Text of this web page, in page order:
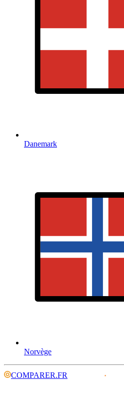
Danemark
Norvège
COMPARER.FR